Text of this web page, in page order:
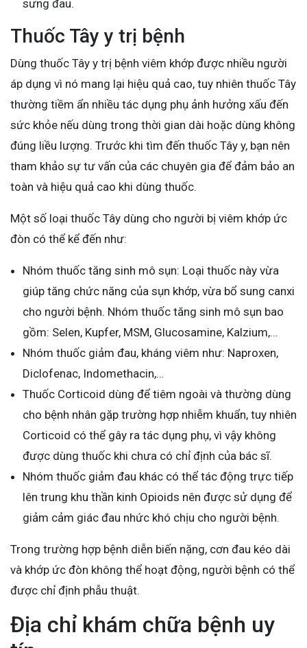
sưng đau.
Thuốc Tây y trị bệnh
Dùng thuốc Tây y trị bệnh viêm khớp được nhiều người
áp dụng vì nó mang lại hiệu quả cao, tuy nhiên thuốc Tây
thường tiềm ẩn nhiều tác dụng phụ ảnh hưởng xấu đến
sức khỏe nếu dùng trong thời gian dài hoặc dùng không
đúng liều lượng. Trước khi tìm đến thuốc Tây y, bạn nên
tham khảo sự tư vấn của các chuyên gia để đảm bảo an
toàn và hiệu quả cao khi dùng thuốc.
Một số loại thuốc Tây dùng cho người bị viêm khớp ức
đòn có thể kể đến như:
Nhóm thuốc tăng sinh mô sụn: Loại thuốc này vừa
giúp tăng chức năng của sụn khớp, vừa bổ sung canxi
cho người bệnh. Nhóm thuốc tăng sinh mô sụn bao
gồm: Selen, Kupfer, MSM, Glucosamine, Kalzium,…
Nhóm thuốc giảm đau, kháng viêm như: Naproxen,
Diclofenac, Indomethacin,…
Thuốc Corticoid dùng để tiêm ngoài và thường dùng
cho bệnh nhân gặp trường hợp nhiễm khuẩn, tuy nhiên
Corticoid có thể gây ra tác dụng phụ, vì vậy không
được dùng thuốc khi chưa có chỉ định của bác sĩ.
Nhóm thuốc giảm đau khác có thể tác động trực tiếp
lên trung khu thần kinh Opioids nên được sử dụng để
giảm cảm giác đau nhức khó chịu cho người bệnh.
Trong trường hợp bệnh diễn biến nặng, cơn đau kéo dài
và khớp ức đòn không thể hoạt động, người bệnh có thể
được chỉ định phẫu thuật.
Địa chỉ khám chữa bệnh uy